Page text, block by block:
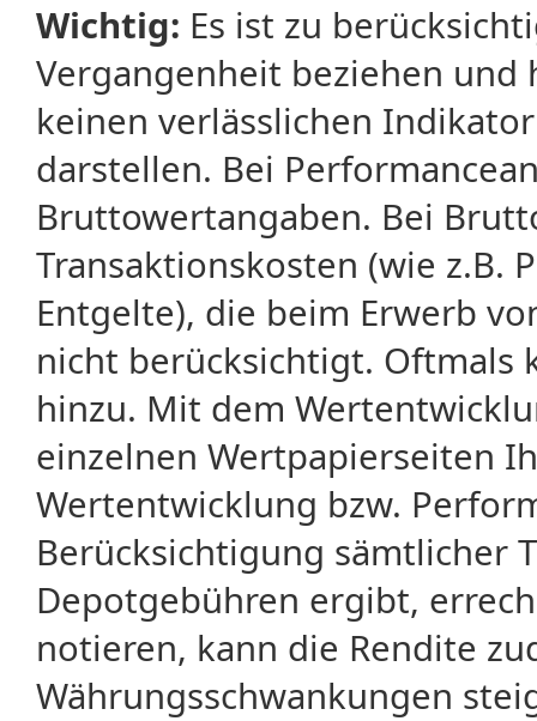
Wichtig: Es ist zu
Vergangenheit beziehen
keinen verlässlichen
darstellen. Bei
Bruttowertangaben. Bei
Transaktionskosten (wie z.B.
Entgelte), die beim Erwerb
nicht berücksichtigt. Oftmals
hinzu. Mit dem
einzelnen Wertpapierseiten
Wertentwicklung bzw.
Berücksichtigung sämtlicher
Depotgebühren ergibt,
notieren, kann die Rendite
Währungsschwankungen